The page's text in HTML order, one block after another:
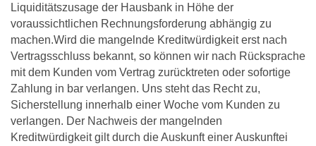
Liquiditätszusage der Hausbank in Höhe der
voraussichtlichen Rechnungsforderung abhängig zu
machen.Wird die mangelnde Kreditwürdigkeit erst nach
Vertragsschluss bekannt, so können wir nach Rücksprache
mit dem Kunden vom Vertrag zurücktreten oder sofortige
Zahlung in bar verlangen. Uns steht das Recht zu,
Sicherstellung innerhalb einer Woche vom Kunden zu
verlangen. Der Nachweis der mangelnden
Kreditwürdigkeit gilt durch die Auskunft einer Auskunftei